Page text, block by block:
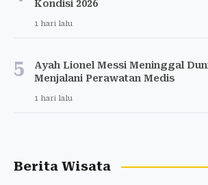
Kondisi 2026
1 hari lalu
5
Ayah Lionel Messi Meninggal
Menjalani Perawatan Medis
1 hari lalu
Berita Wisata